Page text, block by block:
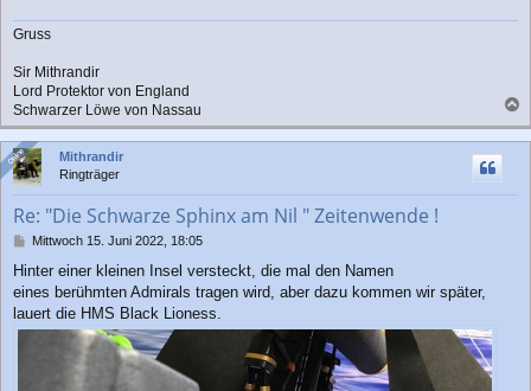
Gruss
Sir Mithrandir
Lord Protektor von England
Schwarzer Löwe von Nassau
a
c
Mithrandir
Ringträger
Re: "Die Schwarze Sphinx am Nil " Zeitenwende !
B
i
t
r
a
Mittwoch 15. Juni 2022, 18:05
Hinter einer kleinen Insel versteckt, die mal den Namen
eines berühmten Admirals tragen wird, aber dazu kommen wir später,
lauert die HMS Black Lioness.
Online
Online